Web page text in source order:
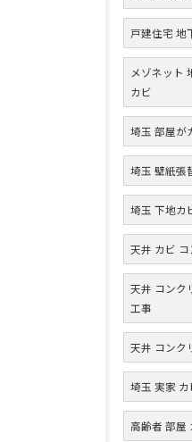
戸建住宅 地
メゾネット
カビ
埼玉 部屋が
埼玉 壁紙張
埼玉 下地カ
天井 カビ
天井 コンク
工事
天井 コンク
埼玉 実家
高齢者 部屋